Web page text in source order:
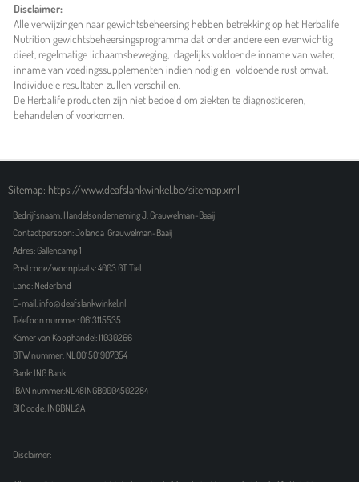
Disclaimer:
Alle verwijzingen naar gewichtsbeheersing hebben betrekking op het Herbalife
Nutrition gewichtsbeheersingsprogramma dat onder andere een evenwichtig
dieet, regelmatige lichaamsbeweging, dagelijks voldoende inname van water,
inname van voedingssupplementen indien nodig en voldoende rust omvat.
Individuele resultaten zullen verschillen.
De Herbalife producten zijn niet bedoeld om ziekten te diagnosticeren,
behandelen of voorkomen.
Sitemap: https://www.deafslankwinkel.be/sitemap.xml
Bedrijfsnaam: Handelsonderneming J. Grauwelman-Baaij
Contactpersoon: Jolanda Grauwelman-Baaij
Adres: Gallencamp 1
Postcode/woonplaats: 4003 GT Tiel
Land: Nederland
E-mail: info@deafslankwinkel.nl
Telefoon nummer: 0613115535
Kamer van Koophandel: 11030266
BTW nummer: NL001501907B54
Bank: ING Bank
IBAN nummer:NL48INGB0004502284
BIC code: INGBNL2A
Disclaimer: